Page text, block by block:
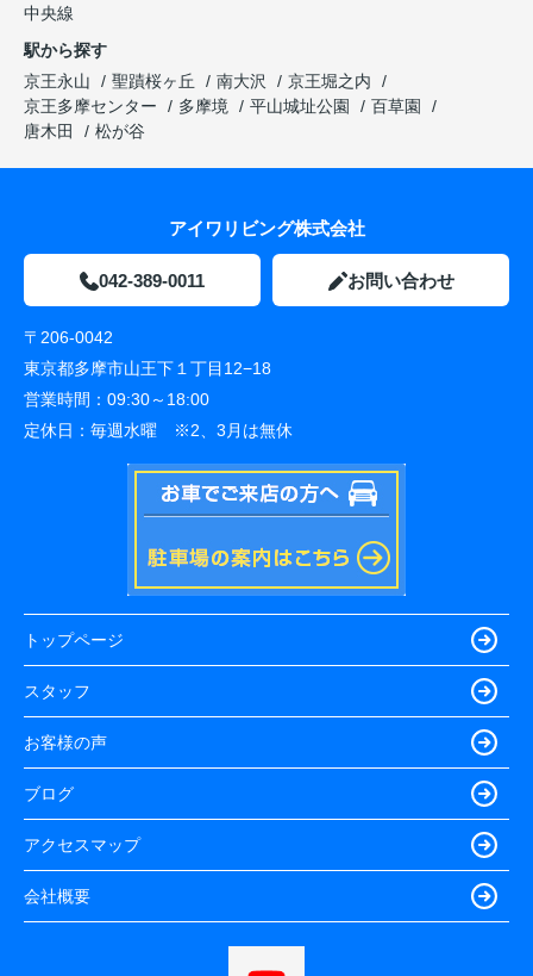
中央線
駅から探す
京王永山
聖蹟桜ヶ丘 南大沢
京王堀之内
京王多摩センター
多摩境 平山城址公園
百草園
唐木田
松が谷
アイワリビング株式会社
042-389-0011 お問い合わせ
〒206-0042
東京都多摩市山王下１丁目12−18
営業時間： 09:30～18:00
定休日： 毎週水曜 ※2、3月は無休
トップページ
スタッフ
お客様の声
ブログ
アクセスマップ
会社概要